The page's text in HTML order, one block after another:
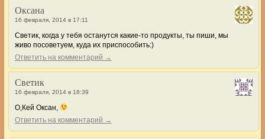
Оксана
16 февраля, 2014 в 17:11
Светик, когда у тебя останутся какие-то продукты, ты пиши, мы
живо посоветуем, куда их приспособить:)
Ответить на комментарий →
Светик
16 февраля, 2014 в 18:39
О,Кей Оксан,
Ответить на комментарий →